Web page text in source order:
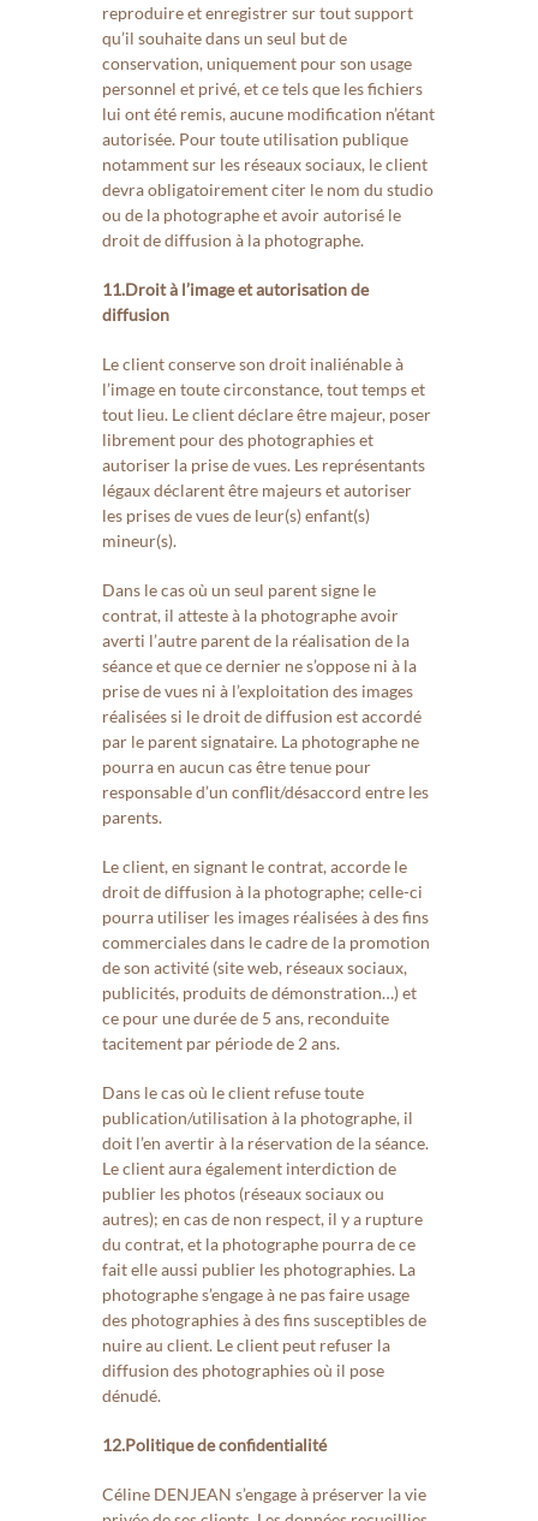
reproduire et enregistrer sur tout support
qu’il souhaite dans un seul but de
conservation, uniquement pour son usage
personnel et privé, et ce tels que les fichiers
lui ont été remis, aucune modification n’étant
autorisée. Pour toute utilisation publique
notamment sur les réseaux sociaux, le client
devra obligatoirement citer le nom du studio
ou de la photographe et avoir autorisé le
droit de diffusion à la photographe.
11.Droit à l’image et autorisation de
diffusion
Le client conserve son droit inaliénable à
l’image en toute circonstance, tout temps et
tout lieu. Le client déclare être majeur, poser
librement pour des photographies et
autoriser la prise de vues. Les représentants
légaux déclarent être majeurs et autoriser
les prises de vues de leur(s) enfant(s)
mineur(s).
Dans le cas où un seul parent signe le
contrat, il atteste à la photographe avoir
averti l’autre parent de la réalisation de la
séance et que ce dernier ne s’oppose ni à la
prise de vues ni à l’exploitation des images
réalisées si le droit de diffusion est accordé
par le parent signataire. La photographe ne
pourra en aucun cas être tenue pour
responsable d’un conflit/désaccord entre les
parents.
Le client, en signant le contrat, accorde le
droit de diffusion à la photographe; celle-ci
pourra utiliser les images réalisées à des fins
commerciales dans le cadre de la promotion
de son activité (site web, réseaux sociaux,
publicités, produits de démonstration…) et
ce pour une durée de 5 ans, reconduite
tacitement par période de 2 ans.
Dans le cas où le client refuse toute
publication/utilisation à la photographe, il
doit l’en avertir à la réservation de la séance.
Le client aura également interdiction de
publier les photos (réseaux sociaux ou
autres); en cas de non respect, il y a rupture
du contrat, et la photographe pourra de ce
fait elle aussi publier les photographies. La
photographe s’engage à ne pas faire usage
des photographies à des fins susceptibles de
nuire au client. Le client peut refuser la
diffusion des photographies où il pose
dénudé.
12.Politique de confidentialité
Céline DENJEAN s’engage à préserver la vie